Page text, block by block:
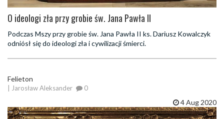
O ideologi zła przy grobie św. Jana Pawła II
Podczas Mszy przy grobie św. Jana Pawła II ks. Dariusz Kowalczyk
odniósł się do ideologi zła i cywilizacji śmierci.
Felieton
| Jarosław Aleksander 0
4 Aug 2020